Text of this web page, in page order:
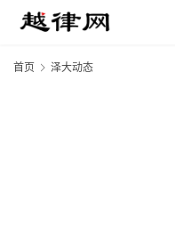
首页 泽大动态